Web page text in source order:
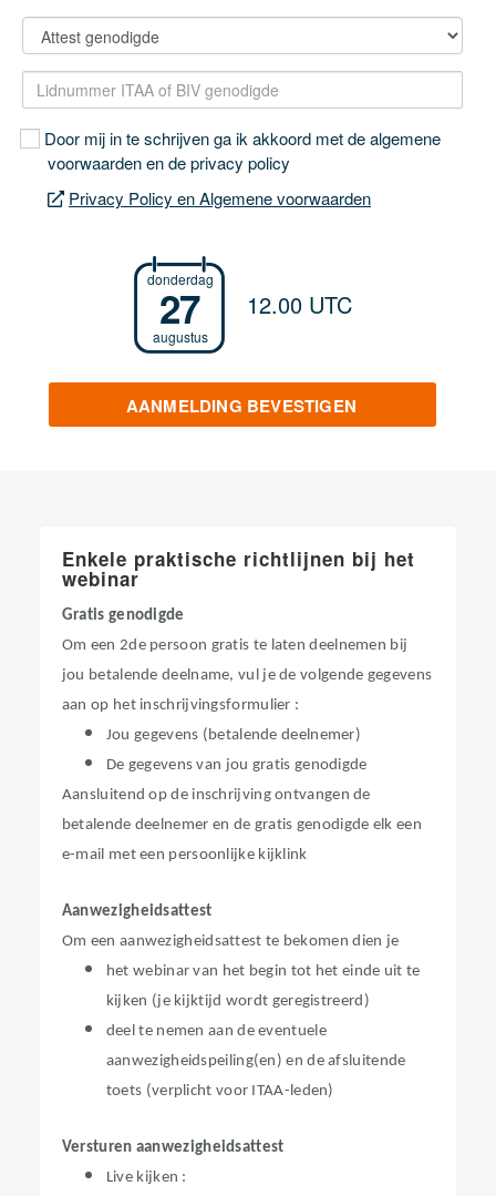
Door mij in te schrijven ga ik akkoord met de algemene
voorwaarden en de privacy policy
Privacy Policy en Algemene voorwaarden
donderdag
27
augustus
12.00 UTC
AANMELDING BEVESTIGEN
Enkele praktische richtlijnen bij het
webinar
Gratis genodigde
Om een 2de persoon gratis te laten deelnemen bij
jou betalende deelname, vul je de volgende gegevens
aan op het inschrijvingsformulier :
Jou gegevens (betalende deelnemer)
De gegevens van jou gratis genodigde
Aansluitend op de inschrijving ontvangen de
betalende deelnemer en de gratis genodigde elk een
e-mail met een persoonlijke kijklink
Aanwezigheidsattest
Om een aanwezigheidsattest te bekomen dien je
het webinar van het begin tot het einde uit te
kijken (je kijktijd wordt geregistreerd)
deel te nemen aan de eventuele
aanwezigheidspeiling(en)​ en de afsluitende
toets (verplicht voor ITAA-leden)
Versturen aanwezigheidsattest
Live kijken :